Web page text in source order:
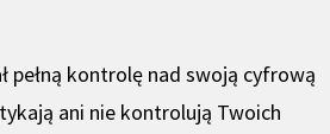
kontrolę nad swoją cyfrową
ani nie kontrolują Twoich